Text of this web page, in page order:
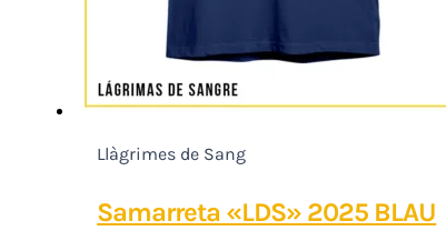
Llàgrimes de Sang
Samarreta «LDS» 2025 BLAU